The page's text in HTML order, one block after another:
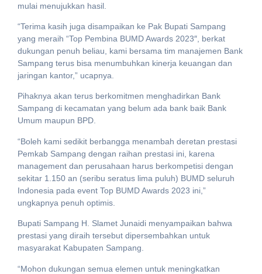
mulai menujukkan hasil.
“Terima kasih juga disampaikan ke Pak Bupati Sampang
yang meraih “Top Pembina BUMD Awards 2023″, berkat
dukungan penuh beliau, kami bersama tim manajemen Bank
Sampang terus bisa menumbuhkan kinerja keuangan dan
jaringan kantor,” ucapnya.
Pihaknya akan terus berkomitmen menghadirkan Bank
Sampang di kecamatan yang belum ada bank baik Bank
Umum maupun BPD.
“Boleh kami sedikit berbangga menambah deretan prestasi
Pemkab Sampang dengan raihan prestasi ini, karena
management dan perusahaan harus berkompetisi dengan
sekitar 1.150 an (seribu seratus lima puluh) BUMD seluruh
Indonesia pada event Top BUMD Awards 2023 ini,”
ungkapnya penuh optimis.
Bupati Sampang H. Slamet Junaidi menyampaikan bahwa
prestasi yang diraih tersebut dipersembahkan untuk
masyarakat Kabupaten Sampang.
“Mohon dukungan semua elemen untuk meningkatkan